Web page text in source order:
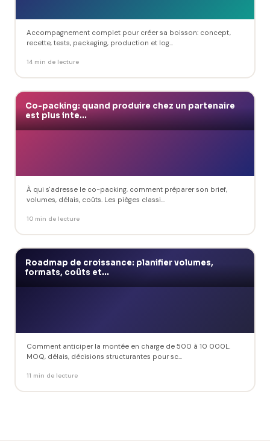
Accompagnement complet pour créer sa boisson: concept,
recette, tests, packaging, production et log...
14 min de lecture
Co-packing: quand produire chez un partenaire
est plus inte...
À qui s'adresse le co-packing, comment préparer son brief,
volumes, délais, coûts. Les pièges classi...
10 min de lecture
Roadmap de croissance: planifier volumes,
formats, coûts et...
Comment anticiper la montée en charge de 500 à 10 000L.
MOQ, délais, décisions structurantes pour sc...
11 min de lecture